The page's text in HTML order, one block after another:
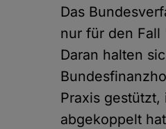
Das
nur für den Fall
Daran halten
Praxis
abgekoppelt